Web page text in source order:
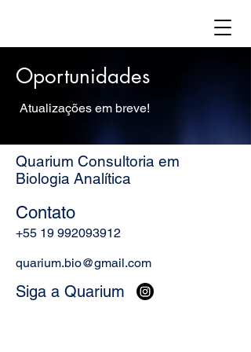
Oportunidades
Atualizações em breve!
Quarium Consultoria em
Biologia Analítica
Contato
+55 19 992093912
quarium.bio@gmail.com
Siga a Quarium